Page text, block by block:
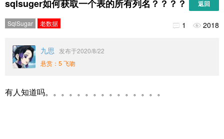
sqlsuger如何获取一个表的所有列名？？？？ 返回
SqlSugar 老数据  1  2018
九思
发布于2020/8/22
悬赏：5 飞吻
有人知道吗。。。。。。。。。。。。。。。